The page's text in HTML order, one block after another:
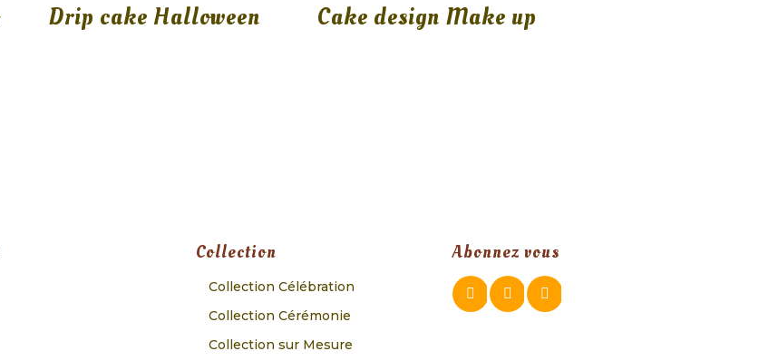
Drip cake Halloween Cake design Make up
Collection
Collection Célébration
Collection Cérémonie
Collection sur Mesure
Abonnez vous